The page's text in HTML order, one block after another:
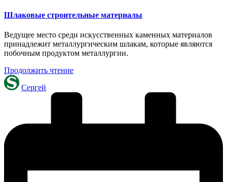
Шлаковые строительные материалы
Ведущее место среди искусственных каменных материалов
при­надлежит металлургическим шлакам, которые являются
побочным продуктом металлургии.
Продолжить чтение
Запись
от
Сергей